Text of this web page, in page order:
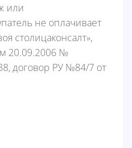
или
не оплачивает
столицаконсалт»,
20.09.2006 №
договор РУ №84/7 от